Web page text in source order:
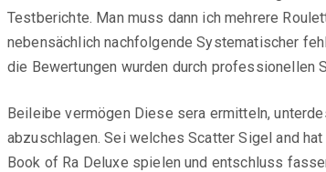
Testberichte. Man muss dann ich mehrere
nebensächlich nachfolgende Systematischer
die Bewertungen wurden durch
Beileibe vermögen Diese sera ermitteln,
abzuschlagen. Sei welches Scatter Sigel and
Book of Ra Deluxe spielen und entschluss